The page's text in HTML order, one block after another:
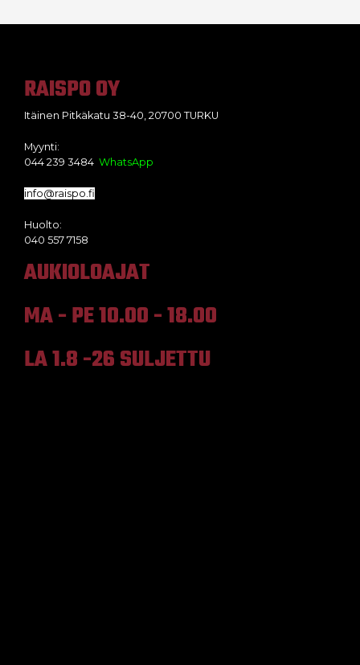
RAISPO OY
Itäinen Pitkäkatu 38-40, 20700 TURKU
Myynti:
044 239 3484 WhatsApp
info@raispo.fi
Huolto:
040 557 7158
AUKIOLOAJAT
MA - PE 10.00 - 18.00
LA 1.8 -26 SULJETTU